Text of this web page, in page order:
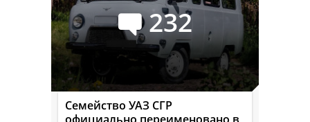
232
Семейство УАЗ СГР